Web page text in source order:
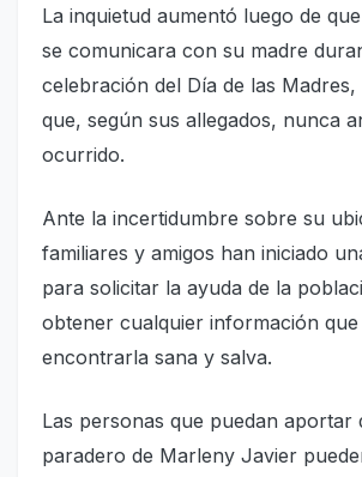
La inquietud aumentó luego de
se comunicara con su madre
celebración del Día de las
que, según sus allegados, nunca
ocurrido.
Ante la incertidumbre sobre su
familiares y amigos han iniciado
para solicitar la ayuda de la
obtener cualquier información que
encontrarla sana y salva.
Las personas que puedan aportar
paradero de Marleny Javier